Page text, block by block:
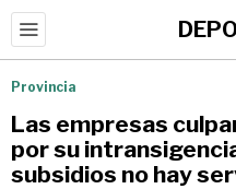
Provincia
Las empresas
por su
subsidios no hay